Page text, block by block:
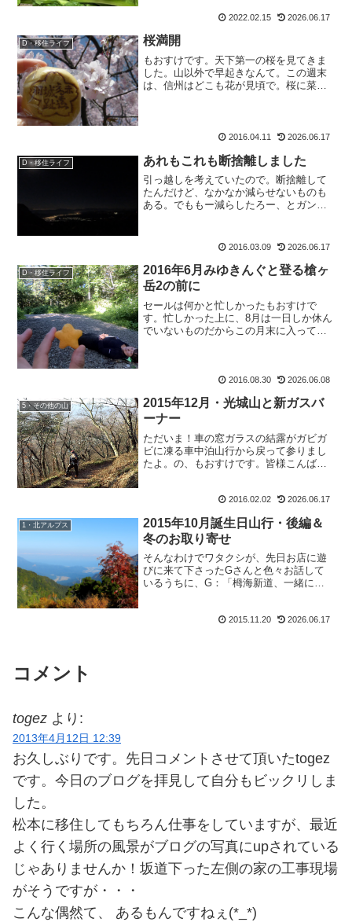
2022.02.15 2026.06.17
D・移住ライフ 桜満開
もおすけです。天下第一の桜を見てきま
した。山以外で早起きなんて。この週末
は、信州はどこも花が見頃で。桜に菜の
ら。それは今夜に。では、...
2016.04.11 2026.06.17
D・移住ライフ あれもこれも断捨離しました
引っ越しを考えていたので。断捨離して
たんだけど、なかなか減らせないものも
ある。でももー減らしたろー、とガンガ
部。今からOLに戻ったら、通勤着ないん
2016.03.09 2026.06.17
D・移住ライフ
2016年6月みゆきんぐと登る槍ヶ
岳2の前に
セールは何かと忙しかったもおすけで
す。忙しかった上に、8月は一日しか休ん
でいないものだからこの月末に入って、
おりましたぉぉぅ。結...
2016.08.30 2026.06.08
5・その他の山
2015年12月・光城山と新ガスバ
ーナー
ただいま！車の窓ガラスの結露がガビガ
ビに凍る車中泊山行から戻って参りまし
たよ。の、もおすけです。皆様こんばん
いきます。娘のような後輩・みゆきんぐ
2016.02.02 2026.06.17
1・北アルプス
2015年10月誕生日山行・後編＆
冬のお取り寄せ
そんなわけでワタクシが、先日お店に遊
びに来て下さったGさんと色々お話して
いるうちに、G：「栂海新道、一緒に行
麗な季節に、もう一度行ってみたいとは
2015.11.20 2026.06.17
コメント
togez より:
2013年4月12日 12:39
お久しぶりです。先日コメントさせて頂いたtogez
です。今日のブログを拝見して自分もビックリしま
した。
松本に移住してもちろん仕事をしていますが、最近
よく行く場所の風景がブログの写真にupされている
じゃありませんか！坂道下った左側の家の工事現場
がそうですが・・・
こんな偶然て、 あるもんですねぇ(*_*)